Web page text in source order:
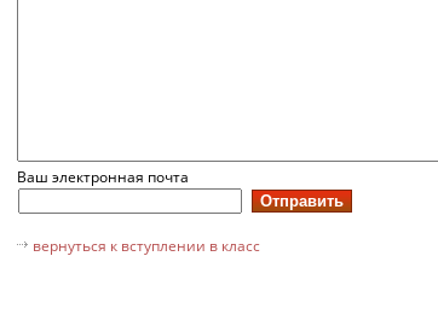
Ваш электронная почта
вернуться к вступлении в класс